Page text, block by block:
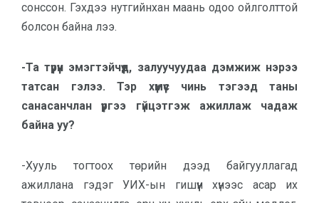
сонссон. Гэхдээ нутгийнхан маань одоо ойлголттой
болсон байна лээ.
-Та түрүүн эмэгтэйчүүд, залуучуудаа дэмжиж нэрээ
татсан гэлээ. Тэр хүмүүс чинь тэгээд таны
санасанчлан үүргээ гүйцэтгэж ажиллаж чадаж
байна уу?
-Хууль тогтоох төрийн дээд байгууллагад
ажиллана гэдэг УИХ-ын гишүүн хүнээс асар их